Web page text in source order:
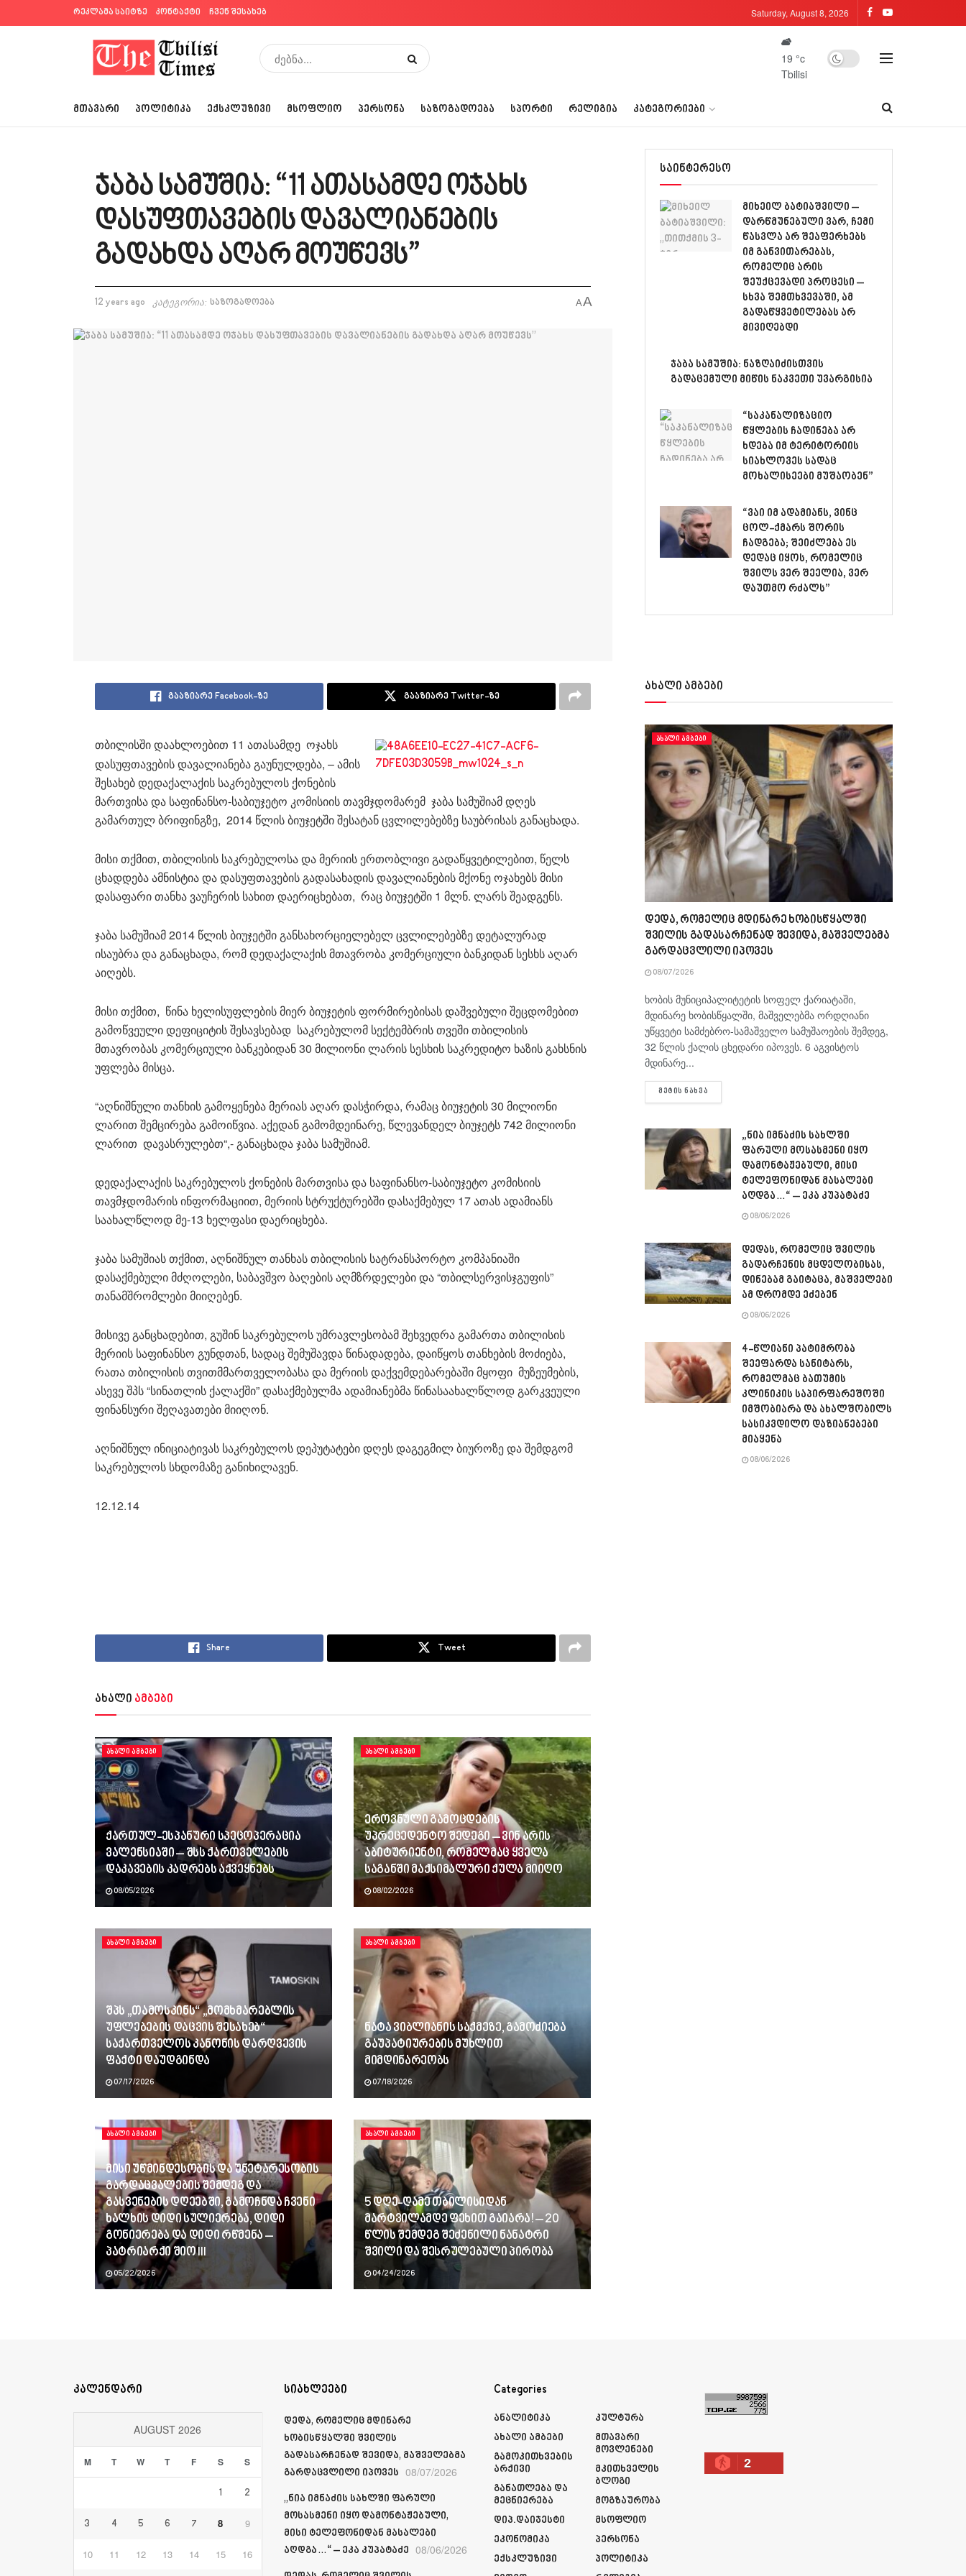
რეკლამა საიტზე კონტაქტი ჩვენ შესახებ Saturday, August 8, 2026
19 °c
Tbilisi
ᲛᲗᲐᲕᲐᲠᲘ ᲞᲝᲚᲘᲢᲘᲙᲐ ᲔᲥᲡᲙᲚᲣᲖᲘᲕᲘ ᲛᲡᲝᲤᲚᲘᲝ ᲞᲔᲠᲡᲝᲜᲐ ᲡᲐᲖᲝᲒᲐᲓᲝᲔᲑᲐ ᲡᲞᲝᲠᲢᲘ ᲠᲔᲚᲘᲒᲘᲐ ᲙᲐᲢᲔᲒᲝᲠᲘᲔᲑᲘ
ჯაბა სამუშია: “11 ათასამდე ოჯახს
დასუფთავების დავალიანების
გადახდა აღარ მოუწევს”
12 years ago კატეგორია: საზოგადოება AA
გააზიარე Facebook-ზე გააზიარე Twitter-ზე
თბილისში დაახლოებით 11 ათასამდე ოჯახს
დასუფთავების დავალიანება გაუნულდება, – ამის
შესახებ დედაქალაქის საკრებულოს ქონების
მართვისა და საფინანსო-საბიუჯეტო კომისიის თავმჯდომარემ ჯაბა სამუშიამ დღეს
გამართულ ბრიფინგზე, 2014 წლის ბიუჯეტში შესატან ცვლილებებზე საუბრისას განაცხადა.
მისი თქმით, თბილისის საკრებულოსა და მერიის ერთობლივი გადაწყვეტილებით, წელს
ცხადდება ამნისტია და დასუფთავების გადასახადის დავალიანების მქონე ოჯახებს მისი
დასაფარი თანხა ვაუჩერის სახით დაერიცხებათ, რაც ბიუჯეტში 1 მლნ. ლარს შეადგენს.
ჯაბა სამუშიამ 2014 წლის ბიუჯეტში განსახორციელებელ ცვლილებებზე დეტალურად
ისაუბრა და განაცხადა, რომ დედაქალაქის მთავრობა კომერციული ბანკიდან სესხს აღარ
აიღებს.
მისი თქმით, წინა ხელისუფლების მიერ ბიუჯეტის ფორმირებისას დაშვებული შეცდომებით
გამოწვეული დეფიციტის შესავსებად საკრებულომ სექტემბრის თვეში თბილისის
მთავრობას კომერციული ბანკებიდან 30 მილიონი ლარის სესხის საკრედიტო ხაზის გახსნის
უფლება მისცა.
“აღნიშნული თანხის გამოყენება მერიას აღარ დასჭირდა, რამაც ბიუჯეტის 30 მილიონი
ლარით შემცირება გამოიწვია. აქედან გამომდეინარე, წლევანდელ ბიუჯეტს 742 მილიონი
ლარით დავასრულებთ“,- განაცხადა ჯაბა სამუშიამ.
დედაქალაქის საკრებულოს ქონების მართვისა და საფინანსო-საბიუჯეტო კომისიის
თავმჯდომარის ინფორმაციით, მერიის სტრუქტურებში დასაქმებულ 17 ათას ადამიანს
საახალწლოდ მე-13 ხელფასი დაერიცხება.
ჯაბა სამუშიას თქმით, აღნიშნულ თანხას თბილისის სატრანსპორტო კომპანიაში
დასაქმებული მძღოლები, საბავშვო ბაღების აღმზრდელები და “თბილსერვისჯგუფის”
თანამშრომლები მიიღებენ.
მისივე განცხადებით, გუშინ საკრებულოს უმრავლესობამ შეხვედრა გამართა თბილისის
მერიის საფინანსო გუნდთან, სადაც შემუშავდა წინადადება, დაიწყოს თანხების მოძიება,
რათა თბილისის თვითმმართველობასა და მერიის დაქვემდებარებაში მყოფი მუზეუმების,
ასევე შპს “სინათლის ქალაქში” დასაქმებულმა ადამიანებმა წინასაახალწლოდ გარკვეული
ფინანსური შეღავათები მიიღონ.
აღნიშნულ ინიციატივას საკრებულოს დეპუტატები დღეს დაგეგმილ ბიუროზე და შემდგომ
საკრებულოს სხდომაზე განიხილავენ.
12.12.14
Share Tweet
ახალი ამბები
ᲐᲮᲐᲚᲘ ᲐᲛᲑᲔᲑᲘ
ქართულ-ესპანური სპეცოპერაცია
ვალენსიაში – შსს ქართველების
დაკავების კადრებს აქვეყნებს
08/05/2026
ᲐᲮᲐᲚᲘ ᲐᲛᲑᲔᲑᲘ
ეროვნული გამოცდების
უპრეცედენტო შედეგი – ვინ არის
აბიტურიენტი, რომელმაც ყველა
საგანში მაქსიმალური ქულა მიიღო
08/02/2026
ᲐᲮᲐᲚᲘ ᲐᲛᲑᲔᲑᲘ
შპს „თამოსკინს“ „მომხმარებლის
უფლებების დაცვის შესახებ“
საქართველოს კანონის დარღვევის
ფაქტი დაუდგინდა
07/17/2026
ᲐᲮᲐᲚᲘ ᲐᲛᲑᲔᲑᲘ
ნატა ვიბლიანის საქმეზე, გამოძიება
გაუპატიურების მუხლით
მიმდინარეობს
07/18/2026
ᲐᲮᲐᲚᲘ ᲐᲛᲑᲔᲑᲘ
მისი უწმინდესობის და უნეტარესობის
გარდაცვალების შემდეგ და
გასვენების დღეებში, გამოჩნდა ჩვენი
ხალხის დიდი სულიერება, დიდი
გონიერება და დიდი რწმენა –
პატრიარქი შიო III
05/22/2026
ᲐᲮᲐᲚᲘ ᲐᲛᲑᲔᲑᲘ
5 დღე-ღამე თბილისიდან
მარტვილამდე ფეხით გაიარა! – 20
წლის შემდეგ შეძენილი ნანატრი
შვილი და შესრულებული პირობა
04/24/2026
საინტერესო
მიხეილ ბატიაშვილი –
დარწმუნებული ვარ, ჩემი
წასვლა არ შეაფერხებს
იმ განვითარებას,
რომელიც არის
შეუქცევადი პროცესი –
სხვა შემთხვევაში, ამ
გადაწყვეტილებას არ
მივიღებდი
ჯაბა სამუშია: ნაზღაიძისთვის
გადაცემული მიწის ნაკვეთი უვარგისია
“საკანალიზაციო
წყლების ჩადინება არ
ხდება იმ ტერიტორიის
სიახლოვეს სადაც
მოხალისეები მუშაობენ”
“ვაი იმ ადამიანს, ვინც
ცოლ-ქმარს შორის
ჩადგება; შეიძლება ეს
დედაც იყოს, რომელიც
შვილს ვერ შეელია, ვერ
დაუთმო რძალს”
ახალი ამბები
ᲐᲮᲐᲚᲘ ᲐᲛᲑᲔᲑᲘ
დედა, რომელიც მდინარე ხობისწყალში
შვილის გადასარჩენად შევიდა, მაშველებმა
გარდაცვლილი იპოვეს
08/07/2026
ხობის მუნიციპალიტეტის სოფელ ქარიატაში,
მდინარე ხობისწყალში, მაშველებმა ორდღიანი
უწყვეტი სამძებრო-სამაშველო სამუშაოების შემდეგ,
32 წლის ქალის ცხედარი იპოვეს. 6 აგვისტოს
მდინარე...
ᲛᲔᲢᲘᲡ ᲜᲐᲮᲕᲐ
„ნია იმნაძის სახლში
ფარული მოსასმენი იყო
დამონტაჟებული, მისი
ტელეფონიდან მასალები
აღდგა…“ – ეკა კუპატაძე
08/06/2026
დედას, რომელიც შვილის
გადარჩენის მცდელობისას,
დინებამ გაიტაცა, მაშველები
ამ დრომდე ეძებენ
08/06/2026
4-წლიანი პატიმრობა
შეეფარდა სანიტარს,
რომელმაც ბათუმის
კლინიკის საპირფარეშოში
იმშობიარა და ახალშობილს
სასიკვდილო დაზიანებები
მიაყენა
08/06/2026
კალენდარი
AUGUST 2026
M T W T F S S
1 2
3 4 5 6 7 8 9
10 11 12 13 14 15 16
სიახლეები
დედა, რომელიც მდინარე
ხობისწყალში შვილის
გადასარჩენად შევიდა, მაშველებმა
გარდაცვლილი იპოვეს 08/07/2026
„ნია იმნაძის სახლში ფარული
მოსასმენი იყო დამონტაჟებული,
მისი ტელეფონიდან მასალები
აღდგა…“ – ეკა კუპატაძე 08/06/2026
Categories
Ანალიტიკა
Ახალი Ამბები
Გამოკითხვების
Არქივი
Განათლება Და
Მეცნიერება
Დიპ.დაიჯესტი
Ეკონომიკა
Ექსკლუზივი
Კულტურა
Მთავარი
Მოვლენები
Მკითხველის
Ბლოგი
Მოგზაურობა
Მსოფლიო
Პერსონა
Პოლიტიკა
2